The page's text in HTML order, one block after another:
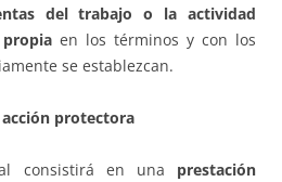
del trabajo o la actividad
en los términos y con los
se establezcan.
acción protectora
consistirá en una prestación